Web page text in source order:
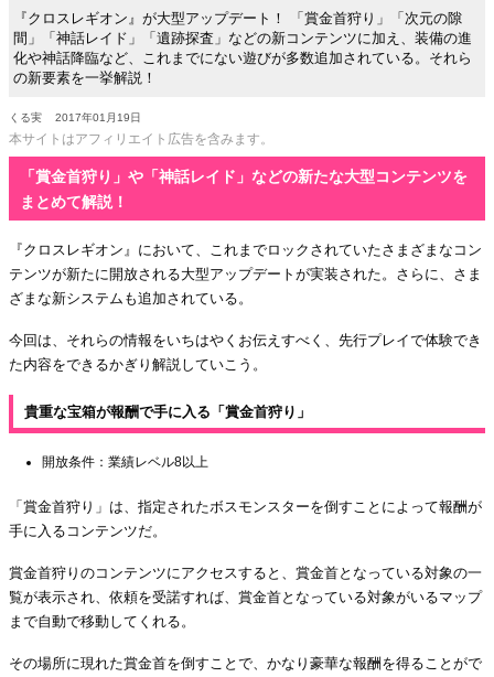
『クロスレギオン』が大型アップデート！ 「賞金首狩り」「次元の隙
間」「神話レイド」「遺跡探査」などの新コンテンツに加え、装備の進
化や神話降臨など、これまでにない遊びが多数追加されている。それら
の新要素を一挙解説！
くる実 2017年01月19日
本サイトはアフィリエイト広告を含みます。
「賞金首狩り」や「神話レイド」などの新たな大型コンテンツを
まとめて解説！
『クロスレギオン』において、これまでロックされていたさまざまなコン
テンツが新たに開放される大型アップデートが実装された。さらに、さま
ざまな新システムも追加されている。
今回は、それらの情報をいちはやくお伝えすべく、先行プレイで体験でき
た内容をできるかぎり解説していこう。
貴重な宝箱が報酬で手に入る「賞金首狩り」
開放条件：業績レベル8以上
「賞金首狩り」は、指定されたボスモンスターを倒すことによって報酬が
手に入るコンテンツだ。
賞金首狩りのコンテンツにアクセスすると、賞金首となっている対象の一
覧が表示され、依頼を受諾すれば、賞金首となっている対象がいるマップ
まで自動で移動してくれる。
その場所に現れた賞金首を倒すことで、かなり豪華な報酬を得ることがで